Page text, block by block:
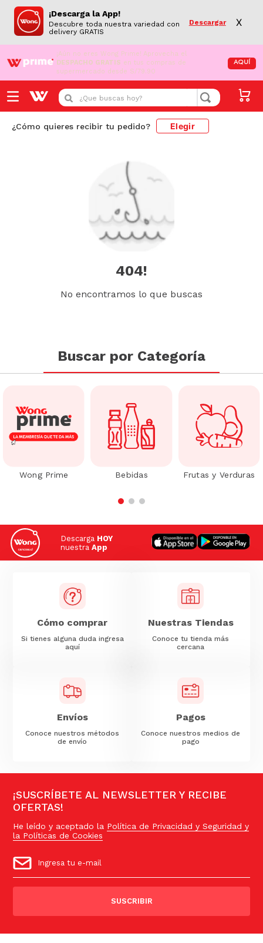
¡Descarga la App!
Descubre toda nuestra variedad con
delivery GRATIS
Descargar X
¡Aún no eres Wong Prime! Aprovecha el
DESPACHO GRATIS en tus compras de
supermercado desde S/79.90
AQUÍ
¿Que buscas hoy?
¿Cómo quieres recibir tu pedido? Elegir
404!
No encontramos lo que buscas
Buscar por Categoría
Wong Prime Bebidas Frutas y Verduras
Descarga HOY
nuestra App
Cómo comprar
Si tienes alguna duda ingresa
aquí
Nuestras Tiendas
Conoce tu tienda más
cercana
Envíos
Conoce nuestros métodos
de envío
Pagos
Conoce nuestros medios de
pago
¡SUSCRÍBETE AL NEWSLETTER Y RECIBE
OFERTAS!
He leído y aceptado la Política de Privacidad y Seguridad y
la Políticas de Cookies
SUSCRIBIR